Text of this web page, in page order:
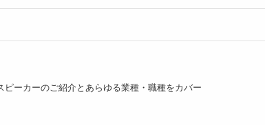
ーカーのご紹介とあらゆる業種・職種をカバー